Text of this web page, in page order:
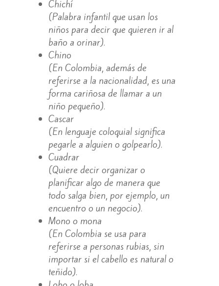
Chichí
(Palabra infantil que usan los
niños para decir que quieren ir al
baño a orinar).
Chino
(En Colombia, además de
referirse a la nacionalidad, es una
forma cariñosa de llamar a un
niño pequeño).
Cascar
(En lenguaje coloquial significa
pegarle a alguien o golpearlo).
Cuadrar
(Quiere decir organizar o
planificar algo de manera que
todo salga bien, por ejemplo, un
encuentro o un negocio).
Mono o mona
(En Colombia se usa para
referirse a personas rubias, sin
importar si el cabello es natural o
teñido).